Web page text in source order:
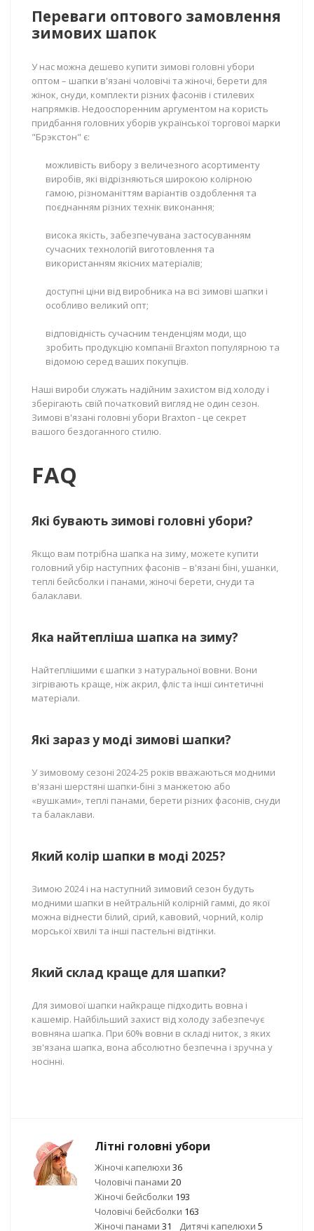
Переваги оптового замовлення
зимових шапок
У нас можна дешево купити зимові головні убори
оптом – шапки в'язані чоловічі та жіночі, берети для
жінок, снуди, комплекти різних фасонів і стилевих
напрямків. Недооспоренним аргументом на користь
придбання головних уборів української торгової марки
"Брэкстон" є:
можливість вибору з величезного асортименту
виробів, які відрізняються широкою колірною
гамою, різноманіттям варіантів оздоблення та
поєднанням різних технік виконання;
висока якість, забезпечувана застосуванням
сучасних технологій виготовлення та
використанням якісних матеріалів;
доступні ціни від виробника на всі зимові шапки і
особливо великий опт;
відповідність сучасним тенденціям моди, що
зробить продукцію компанії Braxton популярною та
відомою серед ваших покупців.
Наші вироби служать надійним захистом від холоду і
зберігають свій початковий вигляд не один сезон.
Зимові в'язані головні убори Braxton - це секрет
вашого бездоганного стилю.
FAQ
Які бувають зимові головні убори?
Якщо вам потрібна шапка на зиму, можете купити
головний убір наступних фасонів – в'язані біні, ушанки,
теплі бейсболки і панами, жіночі берети, снуди та
балаклави.
Яка найтепліша шапка на зиму?
Найтеплішими є шапки з натуральної вовни. Вони
зігрівають краще, ніж акрил, фліс та інші синтетичні
матеріали.
Які зараз у моді зимові шапки?
У зимовому сезоні 2024-25 років вважаються модними
в'язані шерстяні шапки-біні з манжетою або
«вушками», теплі панами, берети різних фасонів, снуди
та балаклави.
Який колір шапки в моді 2025?
Зимою 2024 і на наступний зимовий сезон будуть
модними шапки в нейтральній колірній гаммі, до якої
можна віднести білий, сірий, кавовий, чорний, колір
морської хвилі та інші пастельні відтінки.
Який склад краще для шапки?
Для зимової шапки найкраще підходить вовна і
кашемір. Найбільший захист від холоду забезпечує
вовняна шапка. При 60% вовни в складі ниток, з яких
зв'язана шапка, вона абсолютно безпечна і зручна у
носінні.
Літні головні убори
Жіночі капелюхи 36
Чоловічі панами 20
Жіночі бейсболки 193
Чоловічі бейсболки 163
Жіночі панами 31 Дитячі капелюхи 5